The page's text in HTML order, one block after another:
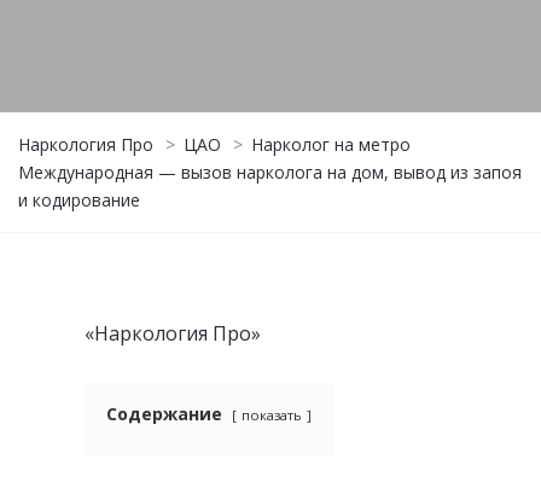
Наркология Про > ЦАО > Нарколог на метро
Международная — вызов нарколога на дом, вывод из запоя
и кодирование
«Наркология Про»
Содержание показать